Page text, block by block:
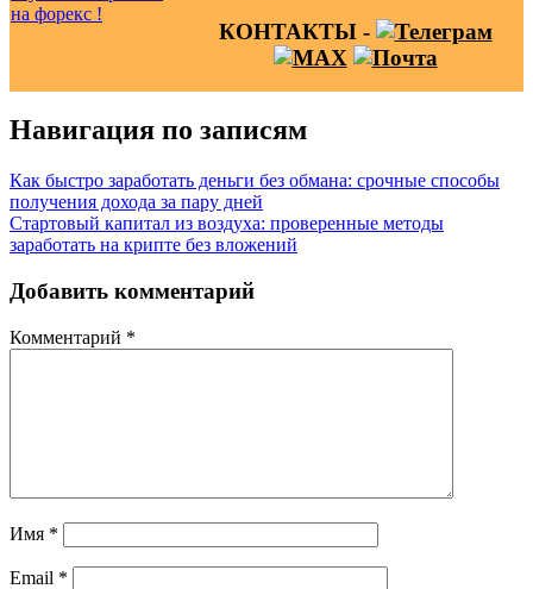
КОНТАКТЫ -
Навигация по записям
Как быстро заработать деньги без обмана: срочные способы
получения дохода за пару дней
Стартовый капитал из воздуха: проверенные методы
заработать на крипте без вложений
Добавить комментарий
Комментарий *
Имя *
Email *